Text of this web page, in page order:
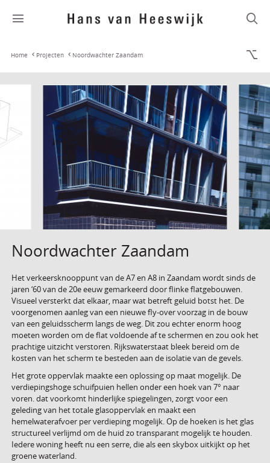
Home Projecten Noordwachter Zaandam
Noordwachter Zaandam
Het verkeersknooppunt van de A7 en A8 in Zaandam wordt sinds de
jaren ‘60 van de 20e eeuw gemarkeerd door flinke flatgebouwen.
Visueel versterkt dat elkaar, maar wat betreft geluid botst het. De
voorgenomen aanleg van een nieuwe fly-over voorzag in de bouw
van een geluidsscherm langs de weg. Dit zou echter enorm hoog
moeten worden om de flat voldoende af te schermen en zou ook het
prachtige uitzicht verstoren. Rijkswaterstaat bleek bereid om de
kosten van het scherm te besteden aan de isolatie van de gevels.
Het grote oppervlak maakte een oplossing op maat mogelijk. De
verdiepingshoge schuifpuien hellen onder een hoek van 7° naar
voren. dat voorkomt hinderlijke spiegelingen, zorgt voor een
geleding van het totale glasoppervlak en maakt een
hemelwaterafvoer per verdieping mogelijk. Op de hoeken is het glas
structureel verlijmd om de huid zo transparant mogelijk te houden.
Iedere woning heeft nu een serre, die als een skybox uitkijkt op het
groene waterland.